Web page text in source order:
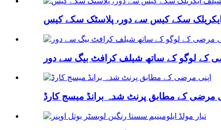
سکے کیس سے دور، پلاسٹک سکے کیس
کے لوگو کے ساتھ شیلف کرافٹ بیگ سے دور
مرضی کے مطابق پرنٹ شدہ برانڈ میسج کارڈ